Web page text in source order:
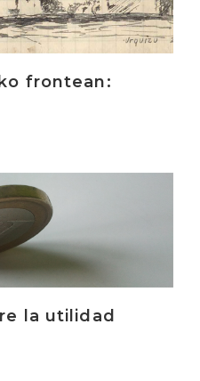
frontean:
la utilidad